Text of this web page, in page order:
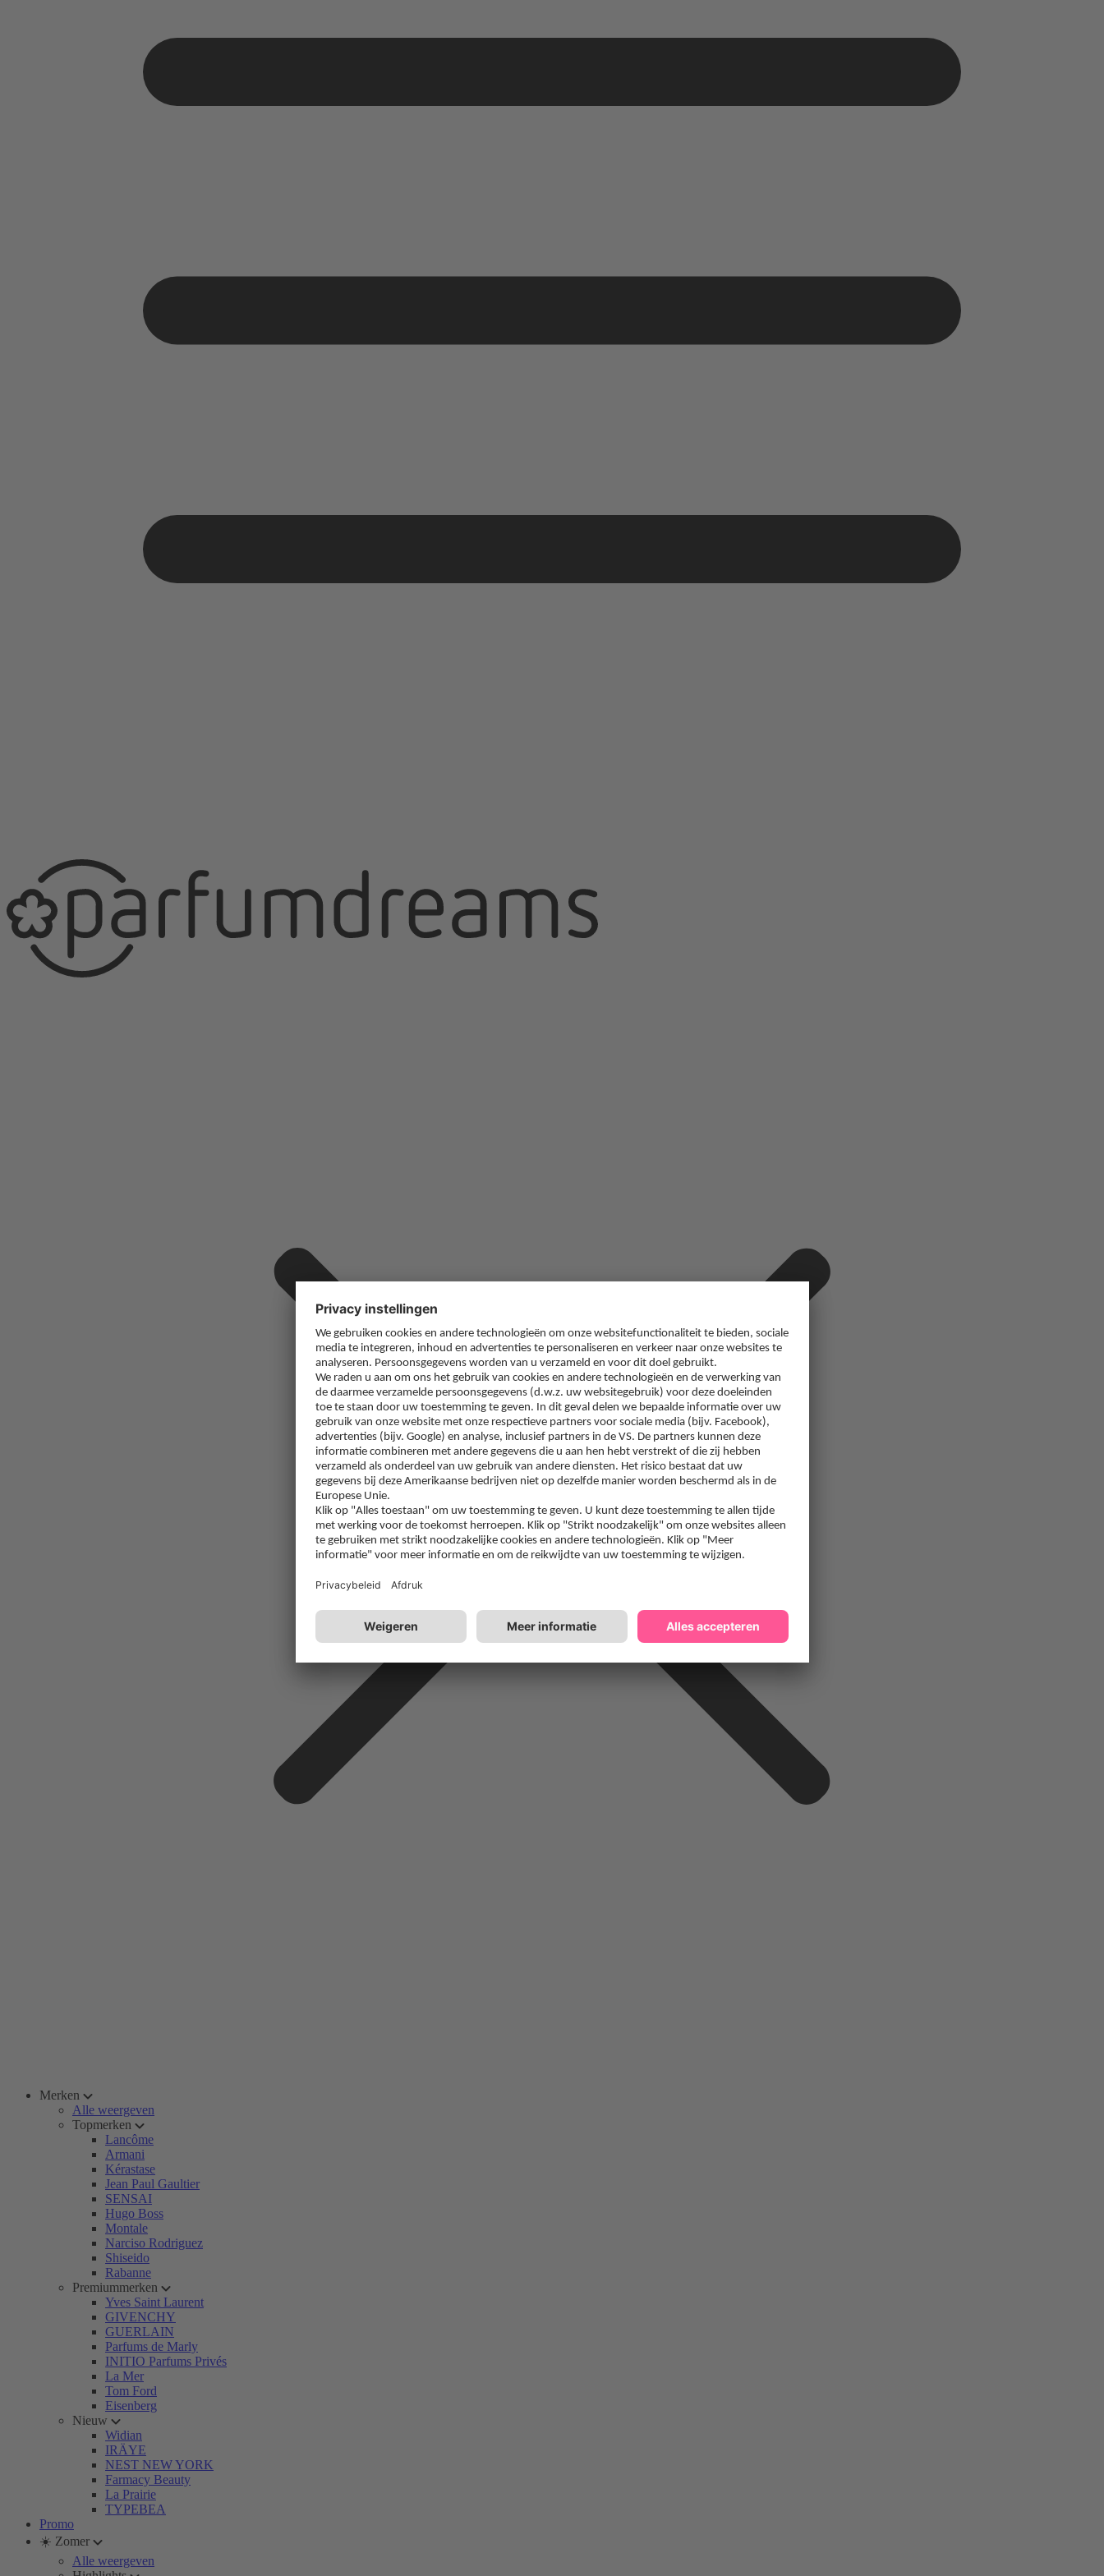
Merken
Alle weergeven
Topmerken
Lancôme
Armani
Kérastase
Jean Paul Gaultier
SENSAI
Hugo Boss
Montale
Narciso Rodriguez
Shiseido
Rabanne
Premiummerken
Yves Saint Laurent
GIVENCHY
GUERLAIN
Parfums de Marly
INITIO Parfums Privés
La Mer
Tom Ford
Eisenberg
Nieuw
Widian
IRÄYE
NEST NEW YORK
Farmacy Beauty
La Prairie
TYPEBEA
Promo
☀️ Zomer
Alle weergeven